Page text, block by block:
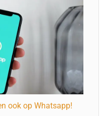
ook op Whatsapp!